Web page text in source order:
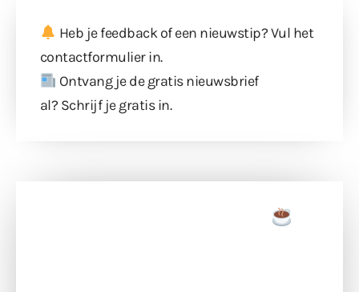
Heb je feedback of een nieuwstip? Vul het
contactformulierin.
Ontvang je de gratis nieuwsbrief
al? Schrijf je gratis in.